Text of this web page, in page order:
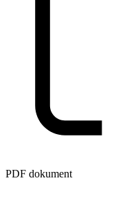
PDF dokument